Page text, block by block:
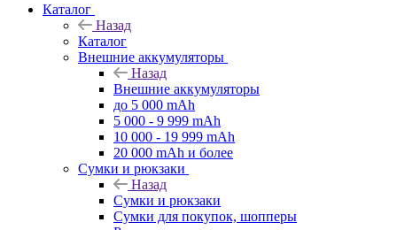
Каталог
Назад
Каталог
Внешние аккумуляторы
Назад
Внешние аккумуляторы
до 5 000 mAh
5 000 - 9 999 mAh
10 000 - 19 999 mAh
20 000 mAh и более
Сумки и рюкзаки
Назад
Сумки и рюкзаки
Сумки для покупок, шопперы